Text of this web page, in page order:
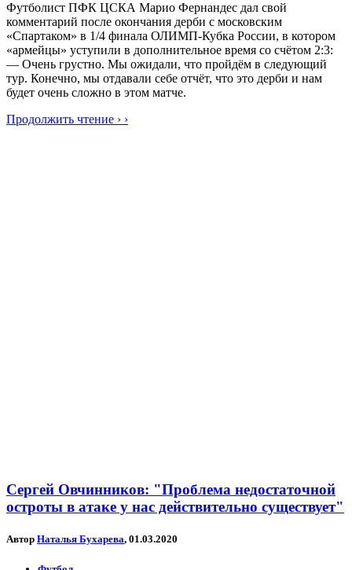
Футболист ПФК ЦСКА Марио Фернандес дал свой
комментарий после окончания дерби с московским
«Спартаком» в 1/4 финала ОЛИМП-Кубка России, в котором
«армейцы» уступили в дополнительное время со счётом 2:3:
— Очень грустно. Мы ожидали, что пройдём в следующий
тур. Конечно, мы отдавали себе отчёт, что это дерби и нам
будет очень сложно в этом матче.
Продолжить чтение › ›
Сергей Овчинников: "Проблема недостаточной
остроты в атаке у нас действительно существует"
Автор Наталья Бухарева, 01.03.2020